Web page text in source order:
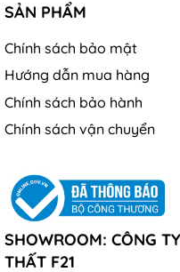
SẢN PHẨM
Chính sách bảo mật
Hướng dẫn mua hàng
Chính sách bảo hành
Chính sách vận chuyển
SHOWROOM: CÔNG
THẤT F21